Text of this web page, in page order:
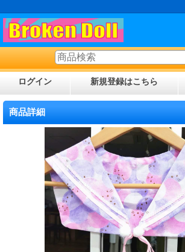
ログイン 新規登録はこちら
商品詳細